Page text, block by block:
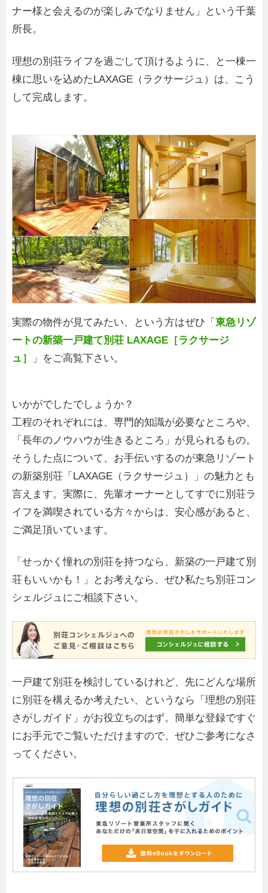
ナー様と会えるのが楽しみでなりません」という千葉
所長。
理想の別荘ライフを過ごして頂けるように、と一棟一
棟に思いを込めたLAXAGE（ラクサージュ）は、こう
して完成します。
実際の物件が見てみたい、という方はぜひ「 東急リゾ
ートの新築一戸建て別荘 LAXAGE［ラクサージ
ュ］
」をご高覧下さい。
いかがでしたでしょうか？
工程のそれぞれには、専門的知識が必要なところや、
「長年のノウハウが生きるところ」が見られるもの。
そうした点について、お手伝いするのが東急リゾート
の新築別荘「LAXAGE（ラクサージュ）」の魅力とも
言えます。実際に、先輩オーナーとしてすでに別荘ラ
イフを満喫されている方々からは、安心感があると、
ご満足頂いています。
「せっかく憧れの別荘を持つなら、新築の一戸建て別
荘もいいかも！」とお考えなら、ぜひ私たち別荘コン
シェルジュにご相談下さい。
一戸建て別荘を検討しているけれど、先にどんな場所
に別荘を構えるか考えたい、というなら「理想の別荘
さがしガイド」がお役立ちのはず。簡単な登録ですぐ
にお手元でご覧いただけますので、ぜひご参考になさ
ってください。